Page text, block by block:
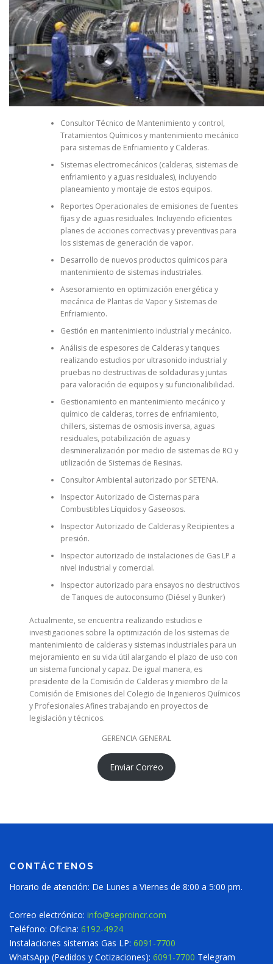
Consultor Técnico de Mantenimiento y control,
Tratamientos Químicos y mantenimiento mecánico
para sistemas de Enfriamiento y Calderas.
Sistemas electromecánicos (calderas, sistemas de
enfriamiento y aguas residuales), incluyendo
planeamiento y montaje de estos equipos.
Reportes Operacionales de emisiones de fuentes
fijas y de aguas residuales. Incluyendo eficientes
planes de acciones correctivas y preventivas para
los sistemas de generación de vapor.
Desarrollo de nuevos productos químicos para
mantenimiento de sistemas industriales.
Asesoramiento en optimización energética y
mecánica de Plantas de Vapor y Sistemas de
Enfriamiento.
Gestión en mantenimiento industrial y mecánico.
Análisis de espesores de Calderas y tanques
realizando estudios por ultrasonido industrial y
pruebas no destructivas de soldaduras y juntas
para valoración de equipos y su funcionalibilidad.
Gestionamiento en mantenimiento mecánico y
químico de calderas, torres de enfriamiento,
chillers, sistemas de osmosis inversa, aguas
residuales, potabilización de aguas y
desmineralización por medio de sistemas de RO y
utilización de Sistemas de Resinas.
Consultor Ambiental autorizado por SETENA.
Inspector Autorizado de Cisternas para
Combustibles Líquidos y Gaseosos.
Inspector Autorizado de Calderas y Recipientes a
presión.
Inspector autorizado de instalaciones de Gas LP a
nivel industrial y comercial.
Inspector autorizado para ensayos no destructivos
de Tanques de autoconsumo (Diésel y Bunker)
Actualmente, se encuentra realizando estudios e
investigaciones sobre la optimización de los sistemas de
mantenimiento de calderas y sistemas industriales para un
mejoramiento en su vida útil alargando el plazo de uso con
un sistema funcional y capaz. De igual manera, es
presidente de la Comisión de Calderas y miembro de la
Comisión de Emisiones del Colegio de Ingenieros Químicos
y Profesionales Afines trabajando en proyectos de
legislación y técnicos.
GERENCIA GENERAL
Enviar Correo
CONTÁCTENOS
Horario de atención: De Lunes a Viernes de 8:00 a 5:00 pm.
Correo electrónico: info@seproincr.com
Teléfono: Oficina: 6192-4924
Instalaciones sistemas Gas LP: 6091-7700
WhatsApp (Pedidos y Cotizaciones): 6091-7700 Telegram